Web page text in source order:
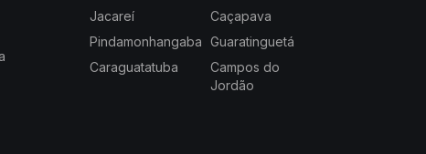
Jacareí
Caçapava
Pindamonhangaba Guaratinguetá
Caraguatatuba
Campos do
Jordão